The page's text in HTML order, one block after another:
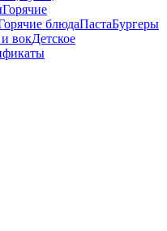
Горячие
блюдаПастаБургеры
вокДетское